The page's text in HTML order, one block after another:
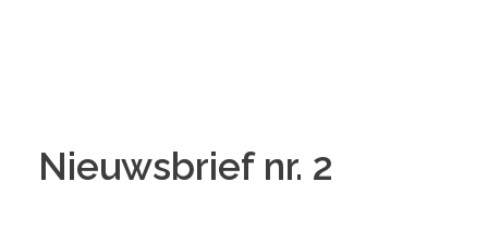
Nieuwsbrief nr. 2